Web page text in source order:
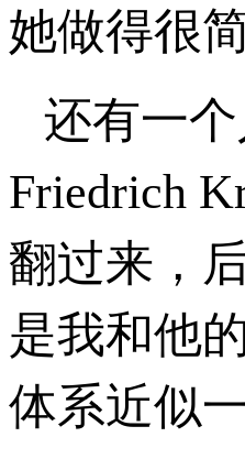
她做得很简
还有一
Friedrich
翻过来，
是我和他
体系近似